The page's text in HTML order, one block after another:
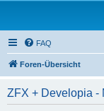
FAQ
Foren-Übersicht
ZFX + Developia -